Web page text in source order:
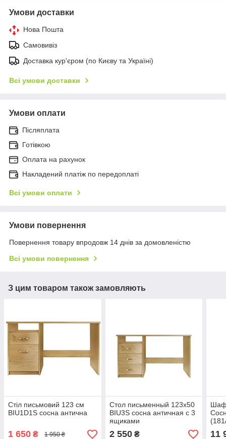
Умови доставки
Нова Пошта
Самовивіз
Доставка кур'єром (по Києву та Україні)
Всі умови доставки
Умови оплати
Післяплата
Готівкою
Оплата на рахунок
Накладений платіж по передоплаті
Всі умови оплати
Умови повернення
Повернення товару впродовж 14 днів за домовленістю
Всі умови повернення
З цим товаром також замовляють
Стіл письмовий 123 см
BIU1D1S сосна антична
1 650 ₴ 1 950 ₴
Стол письменный 123х50
BIU3S сосна античная с 3
ящиками
2 550₴ 11